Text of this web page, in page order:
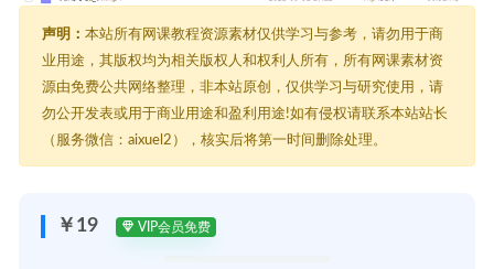
声明： 本站所有网课教程资源素材仅供学习与参考，请勿用于商
业用途，其版权均为相关版权人和权利人所有，所有网课素材资
源由免费公共网络整理，非本站原创，仅供学习与研究使用，请
勿公开发表或用于商业用途和盈利用途!如有侵权请联系本站站长
（服务微信：aixuel2），核实后将第一时间删除处理。
￥19 VIP会员免费